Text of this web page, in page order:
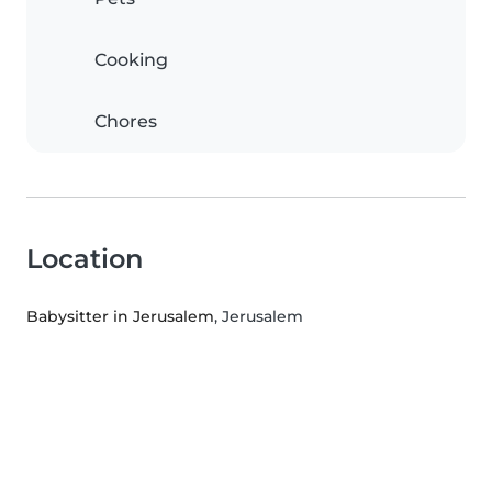
Cooking
Chores
Location
Babysitter in Jerusalem, Jerusalem